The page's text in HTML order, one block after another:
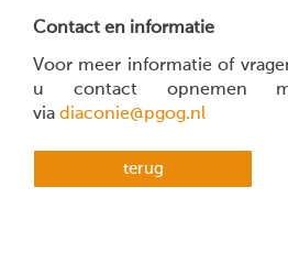
Contact en informatie
Voor meer informatie of
u contact opnemen
via diaconie@pgog.nl
terug